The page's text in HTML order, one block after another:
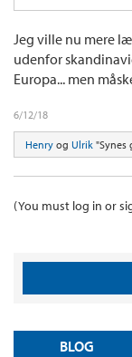
Jeg ville nu mere
udenfor
Europa... men
6/12/18
Henry og Ulrik "Synes
(You must log in or
BLOG